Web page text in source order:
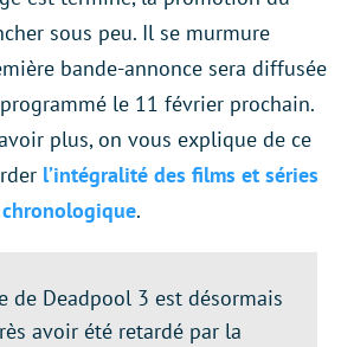
sous peu. Il se murmure
bande-annonce sera diffusée
le 11 février prochain.
plus, on vous explique de ce
l’intégralité des films et séries
chronologique.
de Deadpool 3 est désormais
avoir été retardé par la